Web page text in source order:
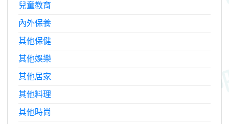
兒童教育
內外保養
其他保健
其他娛樂
其他居家
其他料理
其他時尚